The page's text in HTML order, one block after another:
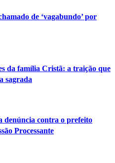
de ‘vagabundo’ por
da família Cristã: a traição que
sagrada
denúncia contra o prefeito
Processante